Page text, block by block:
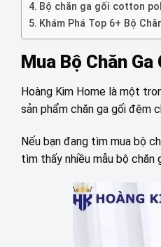
Bộ chăn ga gối cotton
Khám Phá Top 6+ Bộ
Mua Bộ Chăn
Hoàng Kim Home là một
sản phẩm chăn ga gối đệm
Nếu bạn đang tìm mua bộ
tìm thấy nhiều mẫu bộ chăn